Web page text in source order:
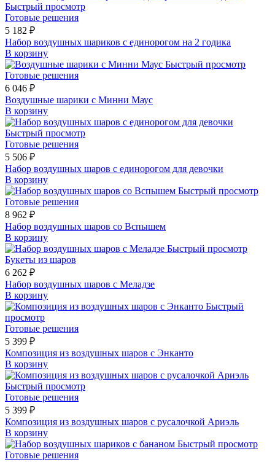
Быстрый просмотр
Готовые решения
5 182 ₽
Набор воздушных шариков с единорогом на 2 годика
В корзину
Быстрый просмотр
Готовые решения
6 046 ₽
Воздушные шарики с Минни Маус
В корзину
Быстрый просмотр
Готовые решения
5 506 ₽
Набор воздушных шаров с единорогом для девочки
В корзину
Быстрый просмотр
Готовые решения
8 962 ₽
Набор воздушных шаров со Вспышем
В корзину
Быстрый просмотр
Букеты из шаров
6 262 ₽
Набор воздушных шаров с Меладзе
В корзину
Быстрый
просмотр
Готовые решения
5 399 ₽
Композиция из воздушных шаров с Энканто
В корзину
Быстрый просмотр
Готовые решения
5 399 ₽
Композиция из воздушных шаров с русалочкой Ариэль
В корзину
Быстрый просмотр
Готовые решения